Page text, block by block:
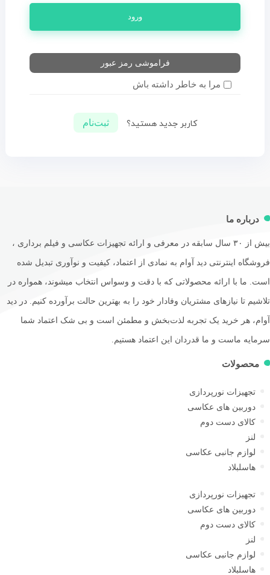
ورود
فراموشی رمز عبور
مرا به خاطر داشته باش
کاربر جدید هستید؟ ثبت‌نام
ما
بیش از ۳۰ سال سابقه در معرفی و ارائه تجهیزات عکاسی و فیلم برداری ،
اینترنتی دید آوام به نمادی از اعتماد، کیفیت و نوآوری تبدیل شده
ما با ارائه محصولاتی که با دقت و وسواس انتخاب میشوند، همواره در
تا نیازهای مشتریان وفادار خود را به بهترین حالت برآورده کنیم. در دید
هر خرید یک تجربه لذت‌بخش و مطمئن است و بی شک اعتماد شما
ماست و ما قدردان این اعتماد هستیم.
تجهیزات نورپردازی
دوربین های عکاسی
کالای دست دوم
لوازم جانبی عکاسی
هاسلبلاد
تجهیزات نورپردازی
دوربین های عکاسی
کالای دست دوم
لوازم جانبی عکاسی
هاسلبلاد